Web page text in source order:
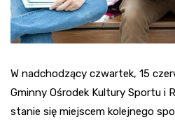
W nadchodzący czwartek, 15
Gminny Ośrodek Kultury Sportu i
stanie się miejscem kolejnego